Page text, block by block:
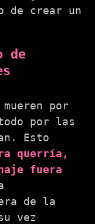
de crear un
de
por
por las
Esto
querría,
fuera
de la
vez